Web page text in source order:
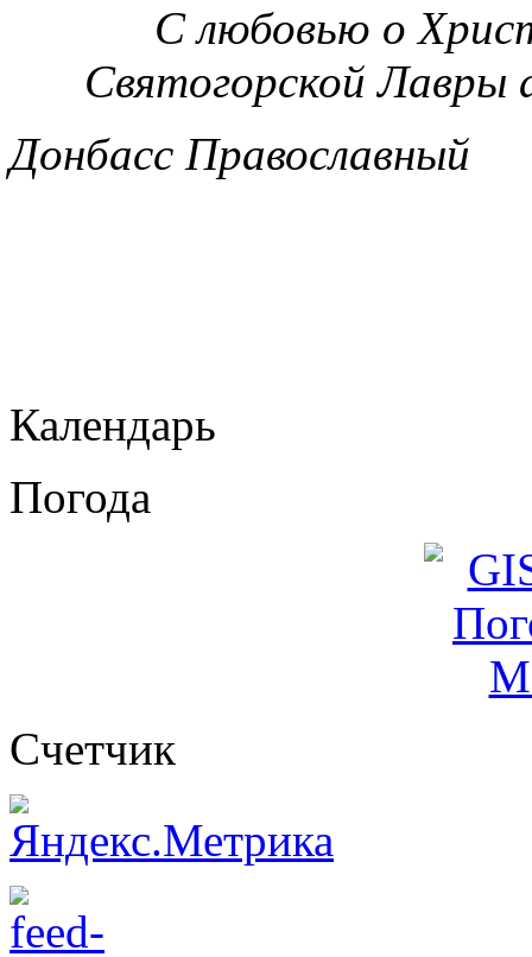
С любовью о
Святогорской Лавры
Донбасс Православный
Календарь
Погода
Cчетчик